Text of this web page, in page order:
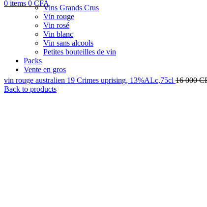
0 items 0 CFA
Vins Grands Crus
Vin rouge
Vin rosé
Vin blanc
Vin sans alcools
Petites bouteilles de vin
Packs
Vente en gros
vin rouge australien 19 Crimes uprising, 13%ALc,75cl 16 000
Back to products